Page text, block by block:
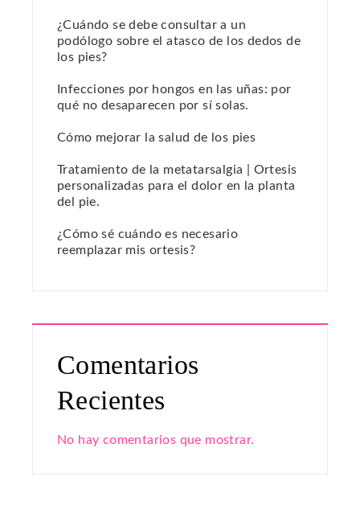
¿Cuándo se debe consultar a un
podólogo sobre el atasco de los dedos de
los pies?
Infecciones por hongos en las uñas: por
qué no desaparecen por sí solas.
Cómo mejorar la salud de los pies
Tratamiento de la metatarsalgia | Ortesis
personalizadas para el dolor en la planta
del pie.
¿Cómo sé cuándo es necesario
reemplazar mis ortesis?
Comentarios
Recientes
No hay comentarios que mostrar.